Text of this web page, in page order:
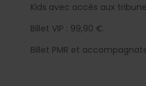
Kids avec accès aux
Billet VIP : 99,90 €.
Billet PMR et